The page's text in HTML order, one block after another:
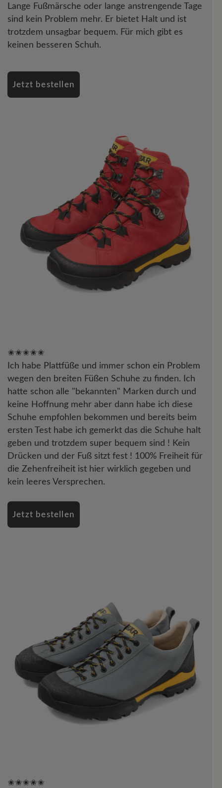
Lange Fußmärsche oder lange anstrengende Tage
sind kein Problem mehr. Er bietet Halt und ist
trotzdem unsagbar bequem. Für mich gibt es
keinen besseren Schuh.
Jetzt bestellen
✬✬✬✬✬
Ich habe Plattfüße und immer schon ein Problem
wegen den breiten Füßen Schuhe zu finden. Ich
hatte schon alle "bekannten" Marken durch und
keine Hoffnung mehr aber dann habe ich diese
Schuhe empfohlen bekommen und bereits beim
ersten Test habe ich gemerkt das die Schuhe halt
geben und trotzdem super bequem sind ! Kein
Drücken und der Fuß sitzt fest ! 100% Freiheit für
die Zehenfreiheit ist hier wirklich gegeben und
kein leeres Versprechen.
Jetzt bestellen
✬✬✬✬✬